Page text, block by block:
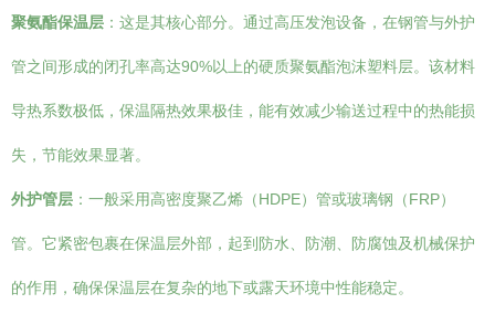
聚氨酯保温层 ：这是其核心部分。通过高压发泡设备，在钢管与外护
管之间形成的闭孔率高达90%以上的硬质聚氨酯泡沫塑料层。该材料
导热系数极低，保温隔热效果极佳，能有效减少输送过程中的热能损
失，节能效果显著。
外护管层 ：一般采用高密度聚乙烯（HDPE）管或玻璃钢（FRP）
管。它紧密包裹在保温层外部，起到防水、防潮、防腐蚀及机械保护
的作用，确保保温层在复杂的地下或露天环境中性能稳定。